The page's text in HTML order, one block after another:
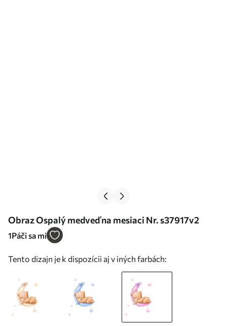
Obraz Ospalý medveď na mesiaci Nr. s37917v2
1Páči sa mi
Tento dizajn je k dispozícii aj v iných farbách: